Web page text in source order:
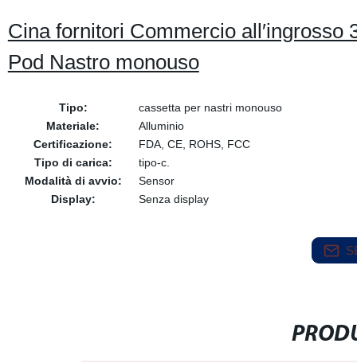
Cina fornitori Commercio
Pod Nastro monouso
Tipo:
cassetta per nastri monouso
Materiale:
Alluminio
Certificazione:
FDA, CE, ROHS, FCC
Tipo di carica:
tipo-c.
Modalità di avvio:
Sensor
Display:
Senza display